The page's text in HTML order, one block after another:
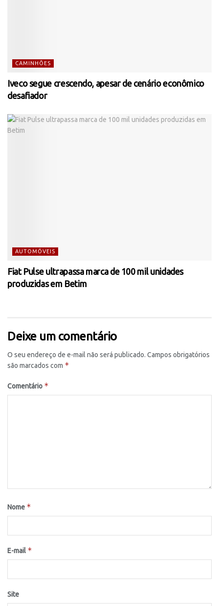
CAMINHÕES
Iveco segue crescendo, apesar de cenário econômico
desafiador
AUTOMÓVEIS
Fiat Pulse ultrapassa marca de 100 mil unidades
produzidas em Betim
Deixe um comentário
O seu endereço de e-mail não será publicado. Campos obrigatórios
são marcados com *
Comentário *
Nome *
E-mail *
Site